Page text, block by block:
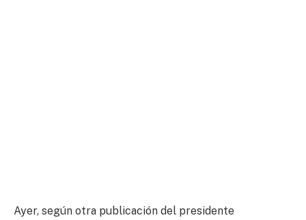
Ayer, según otra publicación del presidente